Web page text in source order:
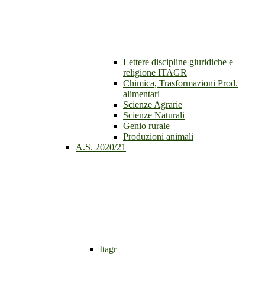
Lettere discipline giuridiche e
religione ITAGR
Chimica, Trasformazioni Prod.
alimentari
Scienze Agrarie
Scienze Naturali
Genio rurale
Produzioni animali
A.S. 2020/21
Itagr